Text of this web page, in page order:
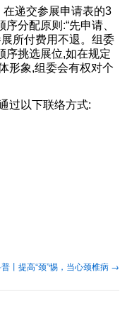
递交参展申请表的3
分配原则:“先申请、
所付费用不退。组委
序挑选展位,如在规定
形象,组委会有权对个
过以下联络方式:
丨提高“颈”惕，当心颈椎病 →